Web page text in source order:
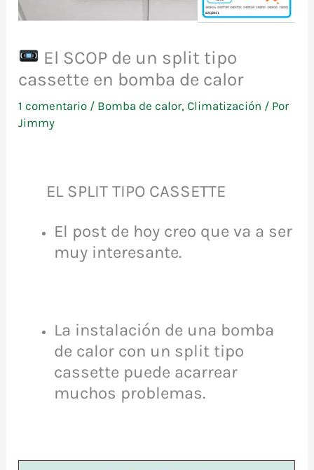
El SCOP de un split tipo
cassette en bomba de calor
1 comentario / Bomba de calor,Climatización / Por
Jimmy
EL SPLIT TIPO CASSETTE
El post de hoy creo que va a ser
muy interesante.
La instalación de una bomba
de calor con un split tipo
cassette puede acarrear
muchos problemas.